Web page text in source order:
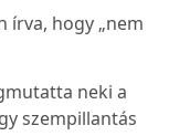
írva, hogy „nem
neki a
szempillantás